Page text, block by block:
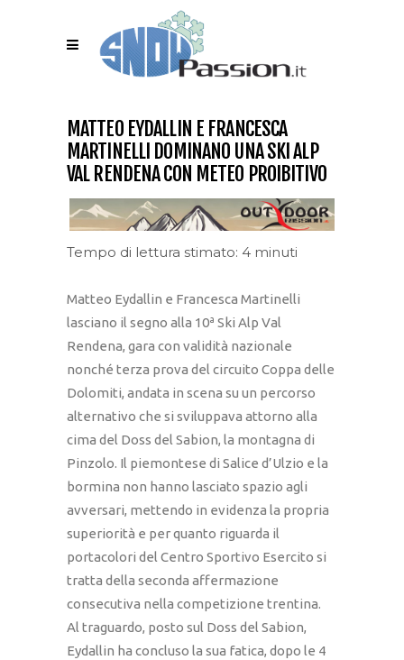
MATTEO EYDALLIN E FRANCESCA
MARTINELLI DOMINANO UNA SKI ALP
VAL RENDENA CON METEO PROIBITIVO
Tempo di lettura stimato: 4 minuti
Matteo Eydallin e Francesca Martinelli
lasciano il segno alla 10ª Ski Alp Val
Rendena, gara con validità nazionale
nonché terza prova del circuito Coppa delle
Dolomiti, andata in scena su un percorso
alternativo che si sviluppava attorno alla
cima del Doss del Sabion, la montagna di
Pinzolo. Il piemontese di Salice d’Ulzio e la
bormina non hanno lasciato spazio agli
avversari, mettendo in evidenza la propria
superiorità e per quanto riguarda il
portacolori del Centro Sportivo Esercito si
tratta della seconda affermazione
consecutiva nella competizione trentina.
Al traguardo, posto sul Doss del Sabion,
Eydallin ha concluso la sua fatica, dopo le 4